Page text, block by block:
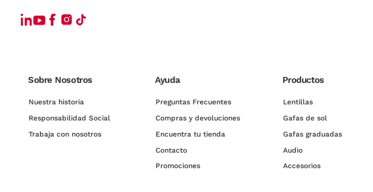
Sobre Nosotros
Nuestra historia
Responsabilidad Social
Trabaja con nosotros
Ayuda
Preguntas Frecuentes
Compras y devoluciones
Encuentra tu tienda
Contacto
Promociones
Productos
Lentillas
Gafas de sol
Gafas graduadas
Audio
Accesorios